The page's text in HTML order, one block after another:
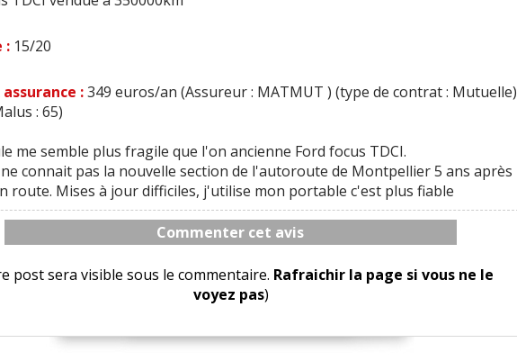
: 15/20
assurance :349 euros/an (Assureur : MATMUT ) (type de contrat : Mutuelle)
: 65)
me semble plus fragile que l'on ancienne Ford focus TDCI.
connait pas la nouvelle section de l'autoroute de Montpellier 5 ans après
route. Mises à jour difficiles, j'utilise mon portable c'est plus fiable
Commenter cet avis
post sera visible sous le commentaire. Rafraichir la page si vous ne le
voyez pas)